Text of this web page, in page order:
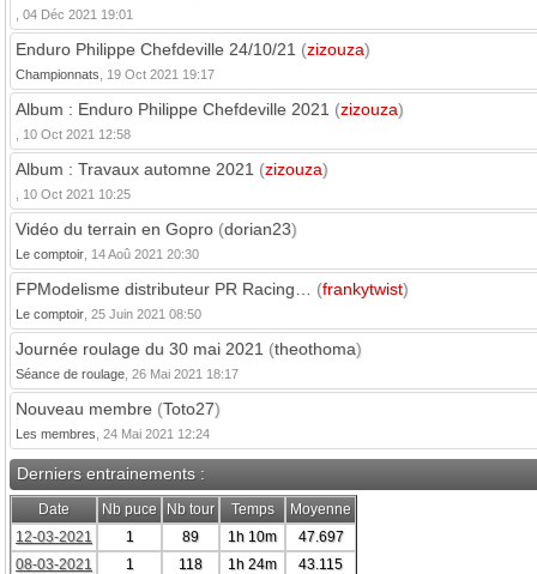
, 04 Déc 2021 19:01
Enduro Philippe Chefdeville 24/10/21 (zizouza)
Championnats , 19 Oct 2021 19:17
Album : Enduro Philippe Chefdeville 2021 (zizouza)
, 10 Oct 2021 12:58
Album : Travaux automne 2021 (zizouza)
, 10 Oct 2021 10:25
Vidéo du terrain en Gopro (dorian23)
Le comptoir , 14 Aoû 2021 20:30
FPModelisme distributeur PR Racing… (frankytwist)
Le comptoir , 25 Juin 2021 08:50
Journée roulage du 30 mai 2021 (theothoma)
Séance de roulage , 26 Mai 2021 18:17
Nouveau membre (Toto27)
Les membres , 24 Mai 2021 12:24
Derniers entrainements :
Date Nb puce Nb tour Temps
Moyenne
12-03-2021
1 89 1h 10m
47.697
08-03-2021
1 118 1h 24m 43.115